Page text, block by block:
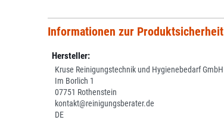
Informationen zur Produktsicherheit
Hersteller:
Kruse Reinigungstechnik und Hygienebedarf GmbH
Im Borlich 1
07751 Rothenstein
kontakt@reinigungsberater.de
DE